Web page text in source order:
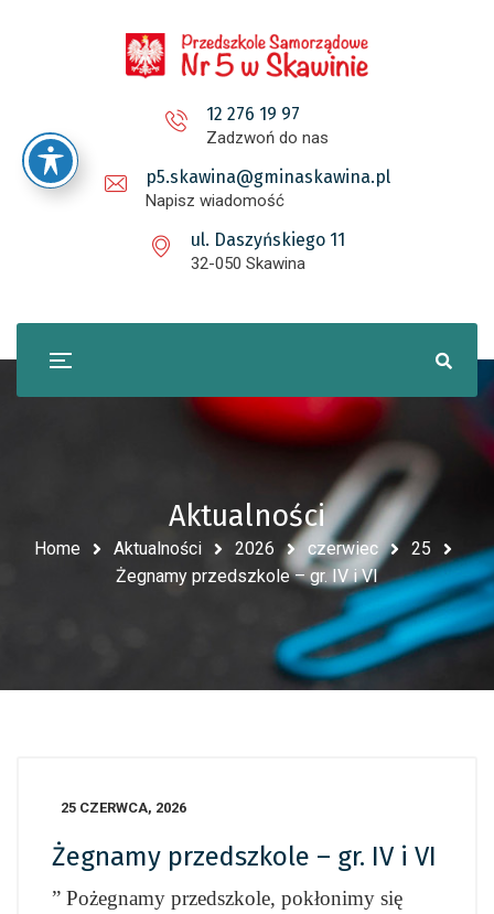
12 276 19 97
Zadzwoń do nas
p5.skawina@gminaskawina.pl
Napisz wiadomość
ul. Daszyńskiego 11
32-050 Skawina
Aktualności
Home Aktualności 2026 czerwiec
25
Żegnamy przedszkole – gr. IV i VI
25 CZERWCA, 2026
Żegnamy przedszkole – gr. IV i VI
” Pożegnamy przedszkole, pokłonimy się